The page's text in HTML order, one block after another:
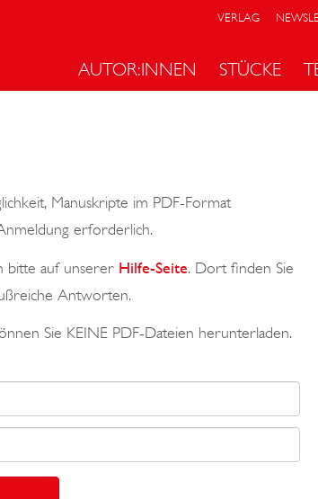
VERLAG
AUTOR:INNEN STÜCKE
Manuskripte im PDF-Format
erforderlich.
bitte auf unserer Hilfe-Seite. Dort finden Sie
Antworten.
Sie KEINE PDF-Dateien herunterladen.